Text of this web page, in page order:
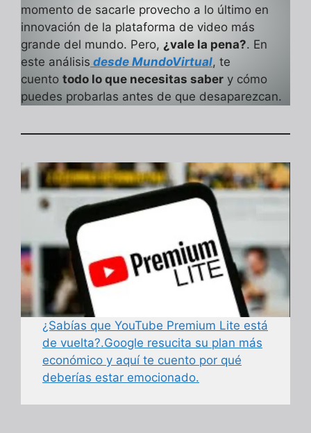
momento de sacarle provecho a lo último en
innovación de la plataforma de video más
grande del mundo. Pero, ¿vale la pena?. En
este análisis desde MundoVirtual, te
cuento todo lo que necesitas saber y cómo
puedes probarlas antes de que desaparezcan.
¿Sabías que YouTube Premium Lite está
de vuelta?.Google resucita su plan más
económico y aquí te cuento por qué
deberías estar emocionado.